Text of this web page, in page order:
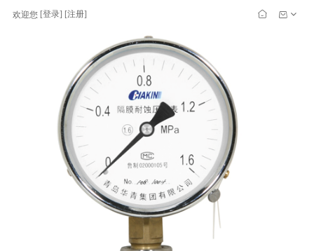
欢迎您 [登录] [注册]